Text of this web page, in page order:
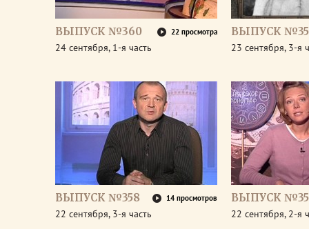
ВЫПУСК №360 22 просмотра
24 сентября, 1-я часть
ВЫПУСК
23 сентября, 3-я
ВЫПУСК №358 14 просмотров
22 сентября, 3-я часть
ВЫПУСК
22 сентября, 2-я